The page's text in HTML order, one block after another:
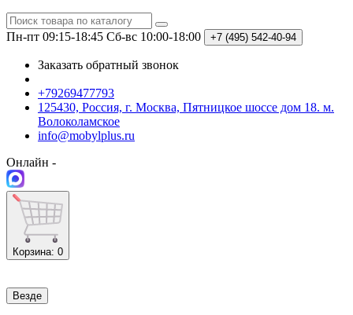
Пн-пт 09:15-18:45 Сб-вс 10:00-18:00 +7 (495) 542-40-94
Заказать обратный звонок
+79269477793
125430, Россия, г. Москва, Пятницкое шоссе дом 18. м.
Волоколамское
info@mobylplus.ru
Онлайн -
Корзина: 0
Везде